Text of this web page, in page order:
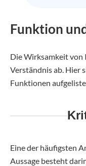
Funktion
Die Wirksamkeit
Verständnis ab. Hier
Funktionen
Eine der häufigsten
Aussage besteht